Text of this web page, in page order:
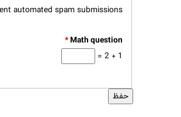
automated spam submissions.
*
1 + 2 =